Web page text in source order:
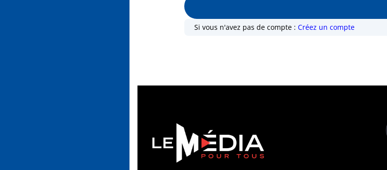
Si vous n'avez pas de compte :Créez un compte